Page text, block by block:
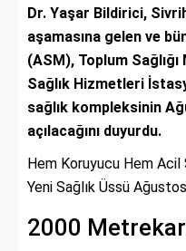
Dr. Yaşar Bildirici,
aşamasına gelen ve
(ASM), Toplum
Sağlık Hizmetleri
sağlık kompleksinin
açılacağını duyurdu.
Hem Koruyucu Hem Acil
Yeni Sağlık Üssü
2000